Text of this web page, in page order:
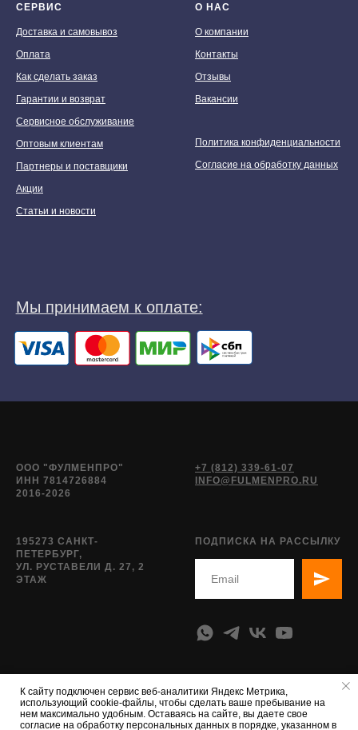
К сайту подключен сервис веб-аналитики Яндекс Метрика,
использующий cookie-файлы, чтобы сделать ваше пребывание на
нем максимально удобным. Оставаясь на сайте, вы даете свое
согласие на обработку персональных данных в порядке, указанном в
СЕРВИС
Доставка и самовывоз
Оплата
Как сделать заказ
Гарантии и возврат
Сервисное обслуживание
Оптовым клиентам
Партнеры и поставщики
Акции
Статьи и новости
О НАС
О компании
Контакты
Отзывы
Вакансии
Политика конфиденциальности
Согласие на обработку данных
ООО "ФУЛМЕНПРО"
ИНН 7814726884
2016-2026
+7 (812) 339-61-07
INFO@FULMENPRO.RU
195273 САНКТ-
ПЕТЕРБУРГ,
УЛ. РУСТАВЕЛИ Д. 27, 2
ЭТАЖ
ПОДПИСКА НА РАССЫЛКУ